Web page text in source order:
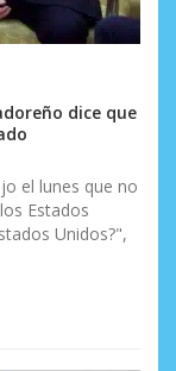
dice que
el lunes que no
Estados
Unidos?",